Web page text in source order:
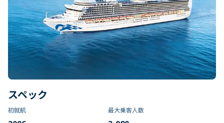
スペック
初就航 最大乗客人数